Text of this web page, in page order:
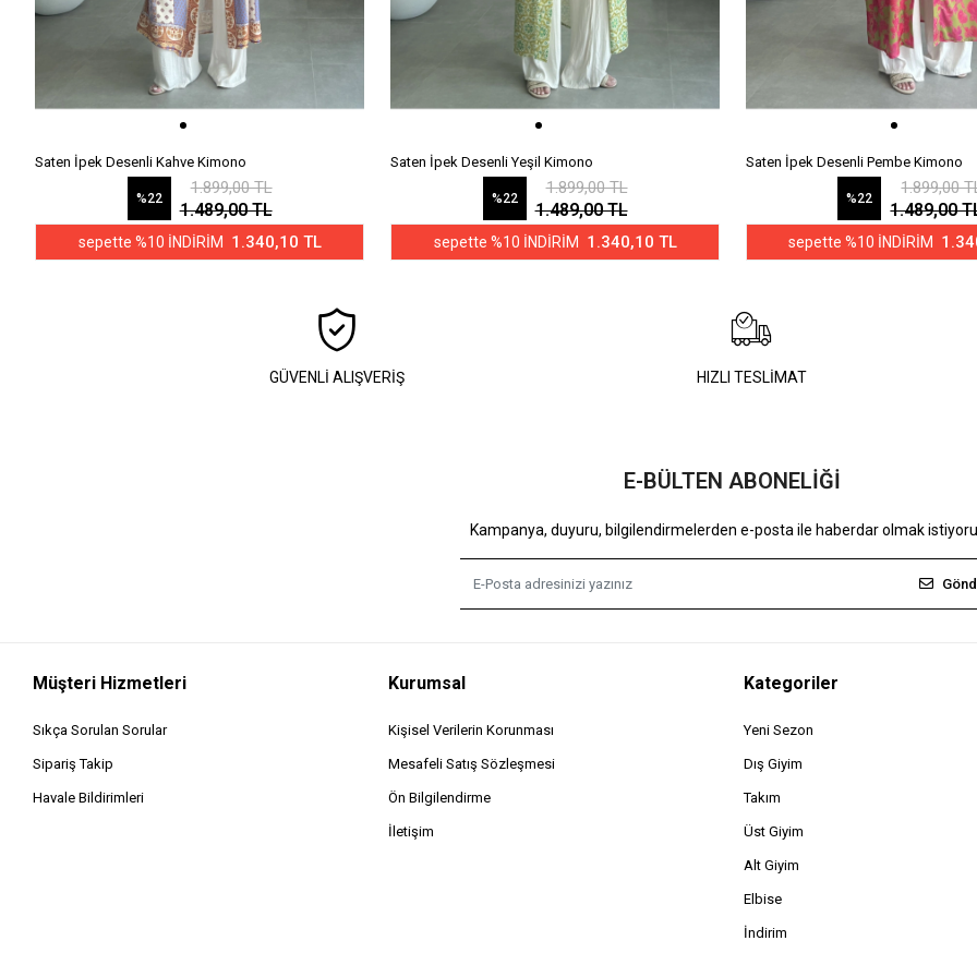
Saten İpek Desenli Kahve Kimono
%22
1.899,00 TL
1.489,00 TL
sepette %10 İNDİRİM 1.340,10 TL
Saten İpek Desenli Yeşil Kimono
%22
1.899,00 TL
1.489,00 TL
sepette %10 İNDİRİM 1.340,10 TL
Saten İpek Desenli Pembe Kimono
%22
1.899,00
1.489,00
sepette %10 İNDİRİM
GÜVENLİ ALIŞVERİŞ HIZLI TESLİMAT
E-BÜLTEN ABONELİĞİ
Kampanya, duyuru, bilgilendirmelerden e-posta ile haberdar olmak
Müşteri Hizmetleri
Sıkça Sorulan Sorular
Sipariş Takip
Havale Bildirimleri
Kurumsal
Kişisel Verilerin Korunması
Mesafeli Satış Sözleşmesi
Ön Bilgilendirme
İletişim
Kategoriler
Yeni Sezon
Dış Giyim
Takım
Üst Giyim
Alt Giyim
Elbise
İndirim